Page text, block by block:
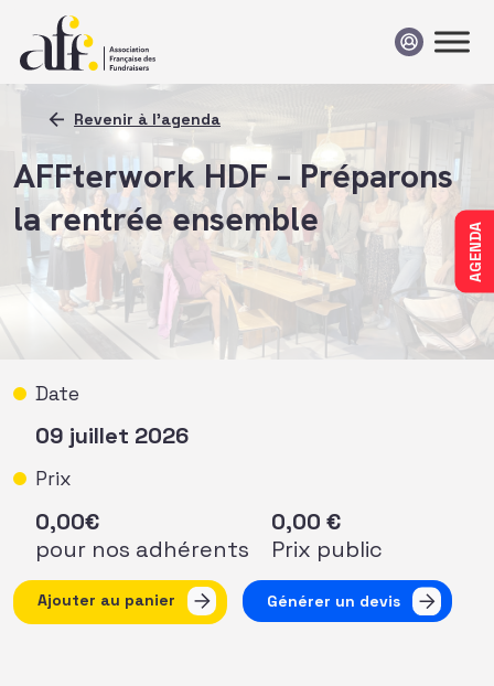
AGENDA
Revenir à l'agenda
AFFterwork HDF – Préparons
la rentrée ensemble
Date
09 juillet 2026
Prix
0,00€
pour nos adhérents
0,00 €
Prix public
quantité de AFFterwork HDF - Préparons la rentrée
Ajouter au panier Générer un devis